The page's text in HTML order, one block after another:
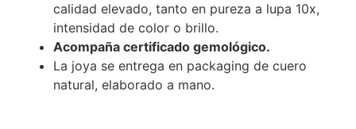
calidad elevado, tanto en pureza a lupa 10x,
intensidad de color o brillo.
Acompaña certificado gemológico.
La joya se entrega en packaging de cuero
natural, elaborado a mano.